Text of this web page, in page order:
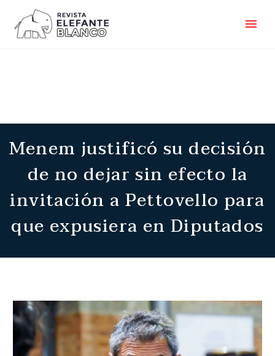
Menem justificó su decisión
de no dejar sin efecto la
invitación a Pettovello para
que expusiera en Diputados